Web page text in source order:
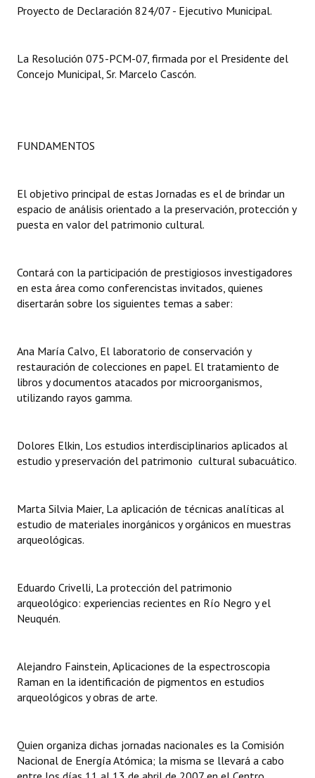
NORMATIVA
Declaraciones
Antiguos Pobladores
Noticias Destacadas
Datos Históricos
Premio al Mérito - Registro
Mujeres que Dejaron Huellas - Registro
Periodistas Decanos - Registro
Banca del Vecino - Registro
Antiguos Pobladores - Registro
Reconocimientos - Registro
Entrega de distinciones
REFORMA DE LA CARTA ORGÁNICA
Proyecto de Declaración 824/07 - Ejecutivo Municipal.
La Resolución 075-PCM-07, firmada por el Presidente del
Concejo Municipal, Sr. Marcelo Cascón.
FUNDAMENTOS
El objetivo principal de estas Jornadas es el de brindar un
espacio de análisis orientado a la preservación, protección y
puesta en valor del patrimonio cultural.
Contará con la participación de prestigiosos investigadores
en esta área como conferencistas invitados, quienes
disertarán sobre los siguientes temas a saber:
Ana María Calvo, El laboratorio de conservación y
restauración de colecciones en papel. El tratamiento de
libros y documentos atacados por microorganismos,
utilizando rayos gamma.
Dolores Elkin, Los estudios interdisciplinarios aplicados al
estudio y preservación del patrimonio cultural subacuático.
Marta Silvia Maier, La aplicación de técnicas analíticas al
estudio de materiales inorgánicos y orgánicos en muestras
arqueológicas.
Eduardo Crivelli, La protección del patrimonio
arqueológico: experiencias recientes en Río Negro y el
Neuquén.
Alejandro Fainstein, Aplicaciones de la espectroscopia
Raman en la identificación de pigmentos en estudios
arqueológicos y obras de arte.
Quien organiza dichas jornadas nacionales es la Comisión
Nacional de Energía Atómica; la misma se llevará a cabo